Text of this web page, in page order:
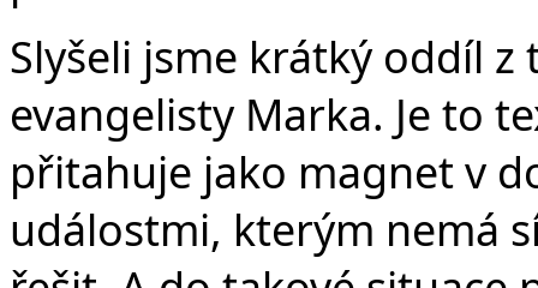
Slyšeli jsme krátký oddíl z
evangelisty Marka. Je to
přitahuje jako magnet v
událostmi, kterým nemá